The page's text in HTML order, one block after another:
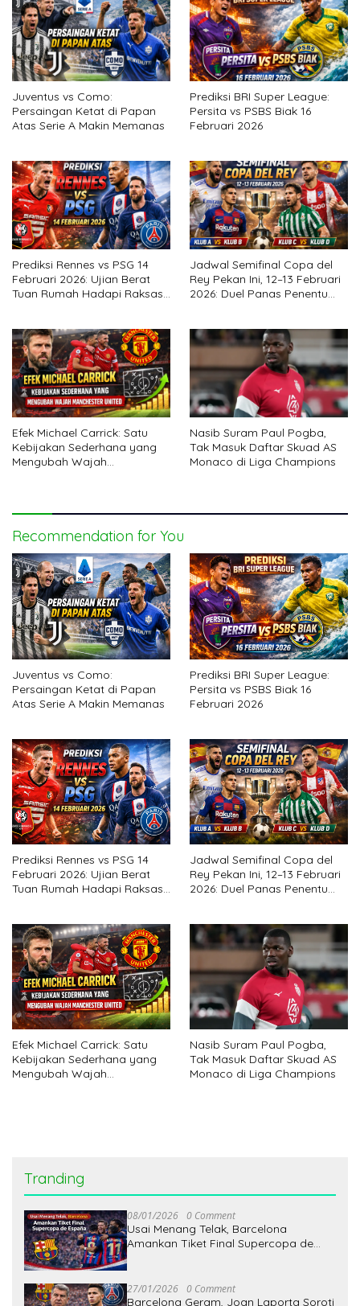
Juventus vs Como:
Persaingan Ketat di Papan
Atas Serie A Makin Memanas
Prediksi BRI Super League:
Persita vs PSBS Biak 16
Februari 2026
Prediksi Rennes vs PSG 14
Februari 2026: Ujian Berat
Tuan Rumah Hadapi Raksasa
Jadwal Semifinal Copa del
Rey Pekan Ini, 12–13 Februari
2026: Duel Panas Penentu
Efek Michael Carrick: Satu
Kebijakan Sederhana yang
Mengubah Wajah
Nasib Suram Paul Pogba,
Tak Masuk Daftar Skuad AS
Monaco di Liga Champions
Recommendation for You
Juventus vs Como:
Persaingan Ketat di Papan
Atas Serie A Makin Memanas
Prediksi BRI Super League:
Persita vs PSBS Biak 16
Februari 2026
Prediksi Rennes vs PSG 14
Februari 2026: Ujian Berat
Tuan Rumah Hadapi Raksasa
Jadwal Semifinal Copa del
Rey Pekan Ini, 12–13 Februari
2026: Duel Panas Penentu
Efek Michael Carrick: Satu
Kebijakan Sederhana yang
Mengubah Wajah
Nasib Suram Paul Pogba,
Tak Masuk Daftar Skuad AS
Monaco di Liga Champions
Tranding
08/01/2026 0 Comment
Usai Menang Telak, Barcelona
Amankan Tiket Final Supercopa de
27/01/2026 0 Comment
Barcelona Geram, Joan Laporta Soroti